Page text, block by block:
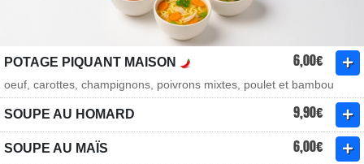
POTAGE PIQUANT MAISON 6,00€
oeuf, carottes, champignons, poivrons mixtes, poulet et bambou
SOUPE AU HOMARD 9,90€
SOUPE AU MAÏS 6,00€